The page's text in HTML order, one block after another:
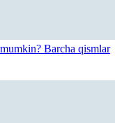
Barcha qismlar